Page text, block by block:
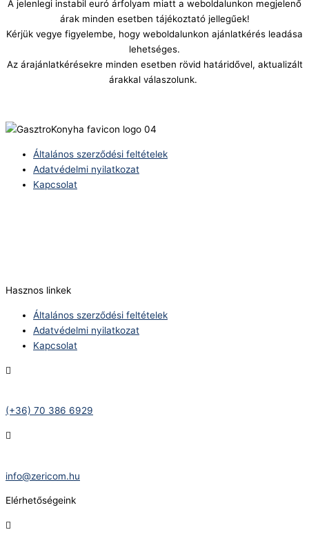
A jelenlegi instabil euró árfolyam miatt a weboldalunkon megjelenő
árak minden esetben tájékoztató jellegűek!
Kérjük vegye figyelembe, hogy weboldalunkon ajánlatkérés leadása
lehetséges.
Az árajánlatkérésekre minden esetben rövid határidővel, aktualizált
árakkal válaszolunk.
Általános szerződési feltételek
Adatvédelmi nyilatkozat
Kapcsolat
Hasznos linkek
Általános szerződési feltételek
Adatvédelmi nyilatkozat
Kapcsolat
(+36) 70 386 6929
info@zericom.hu
Elérhetőségeink